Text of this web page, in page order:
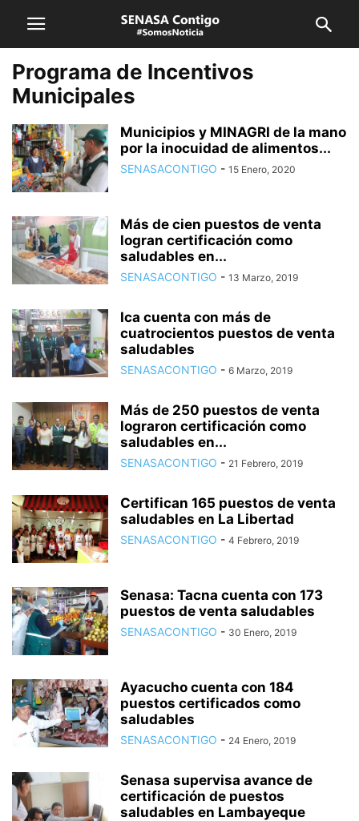
Programa de Incentivos
Municipales
Municipios y MINAGRI de la mano
por la inocuidad de alimentos...
SENASACONTIGO - 15 Enero, 2020
Más de cien puestos de venta
logran certificación como
saludables en...
SENASACONTIGO - 13 Marzo, 2019
Ica cuenta con más de
cuatrocientos puestos de venta
saludables
SENASACONTIGO - 6 Marzo, 2019
Más de 250 puestos de venta
lograron certificación como
saludables en...
SENASACONTIGO - 21 Febrero, 2019
Certifican 165 puestos de venta
saludables en La Libertad
SENASACONTIGO - 4 Febrero, 2019
Senasa: Tacna cuenta con 173
puestos de venta saludables
SENASACONTIGO - 30 Enero, 2019
Ayacucho cuenta con 184
puestos certificados como
saludables
SENASACONTIGO - 24 Enero, 2019
Senasa supervisa avance de
certificación de puestos
saludables en Lambayeque